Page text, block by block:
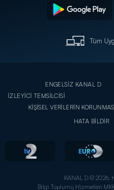
Tüm
ENGELSİZ KANAL D
İZLEYİCİ TEMSİLCİSİ
KİŞİSEL VERİLERİN
HATA BİLDİR
KANAL D © 2026.
Bilgi Toplumu Hizmetleri